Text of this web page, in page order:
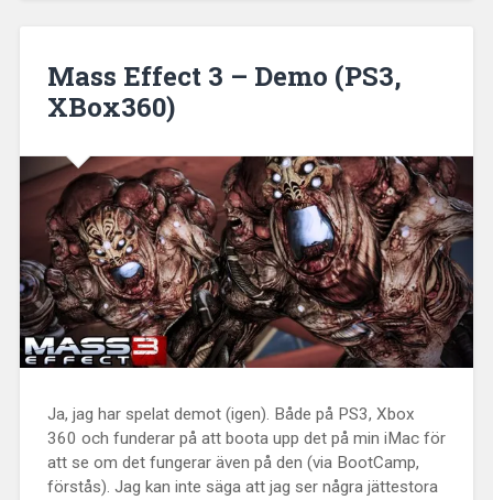
Mass Effect 3 – Demo (PS3,
XBox360)
Ja, jag har spelat demot (igen). Både på PS3, Xbox
360 och funderar på att boota upp det på min iMac för
att se om det fungerar även på den (via BootCamp,
förstås). Jag kan inte säga att jag ser några jättestora